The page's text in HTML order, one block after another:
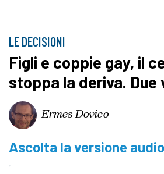
LE DECISIONI
Figli e coppie gay, il
stoppa la deriva. Due
Ermes Dovico
Ascolta la versione